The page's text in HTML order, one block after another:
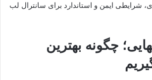
شرایطی ایمن و استاندارد برای سانترال لب
چگونه بهترین